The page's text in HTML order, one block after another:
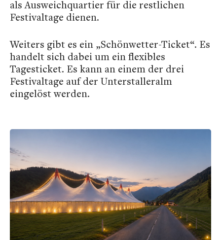
als Ausweichquartier für die restlichen
Festivaltage dienen.
Weiters gibt es ein „Schönwetter-Ticket“. Es
handelt sich dabei um ein flexibles
Tagesticket. Es kann an einem der drei
Festivaltage auf der Unterstalleralm
eingelöst werden.